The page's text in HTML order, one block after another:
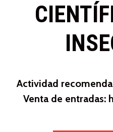
Actividad
Venta de